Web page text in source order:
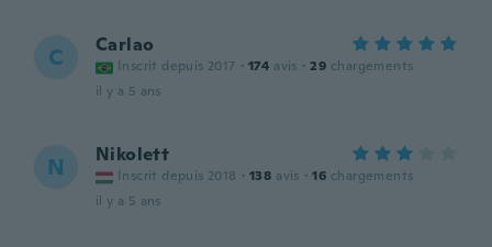
C Carlao
Inscrit depuis 2017 · 174 avis · 29 chargements
il y a 5 ans
N Nikolett
Inscrit depuis 2018 · 138 avis · 16 chargements
il y a 5 ans